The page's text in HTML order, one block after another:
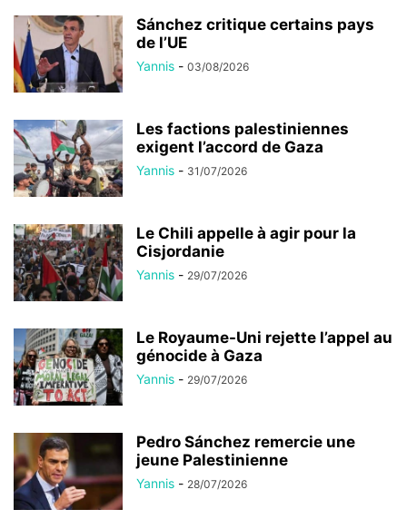
Sánchez critique certains pays
de l’UE
Yannis - 03/08/2026
Les factions palestiniennes
exigent l’accord de Gaza
Yannis - 31/07/2026
Le Chili appelle à agir pour la
Cisjordanie
Yannis - 29/07/2026
Le Royaume-Uni rejette l’appel au
génocide à Gaza
Yannis - 29/07/2026
Pedro Sánchez remercie une
jeune Palestinienne
Yannis - 28/07/2026